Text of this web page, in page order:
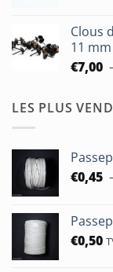
Clous
11 mm
€7,00
LES PLUS
€0,45
€0,50